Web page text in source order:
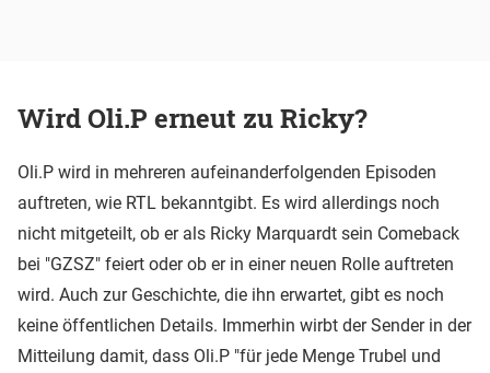
Wird Oli.P erneut zu Ricky?
Oli.P wird in mehreren aufeinanderfolgenden Episoden
auftreten, wie RTL bekanntgibt. Es wird allerdings noch
nicht mitgeteilt, ob er als Ricky Marquardt sein Comeback
bei "GZSZ" feiert oder ob er in einer neuen Rolle auftreten
wird. Auch zur Geschichte, die ihn erwartet, gibt es noch
keine öffentlichen Details. Immerhin wirbt der Sender in der
Mitteilung damit, dass Oli.P "für jede Menge Trubel und